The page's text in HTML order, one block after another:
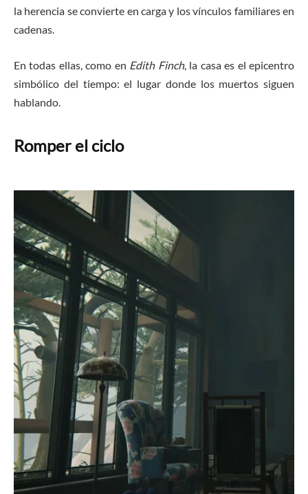
la herencia se convierte en carga y los vínculos familiares en
cadenas.
En todas ellas, como en Edith Finch, la casa es el epicentro
simbólico del tiempo: el lugar donde los muertos siguen
hablando.
Romper el ciclo